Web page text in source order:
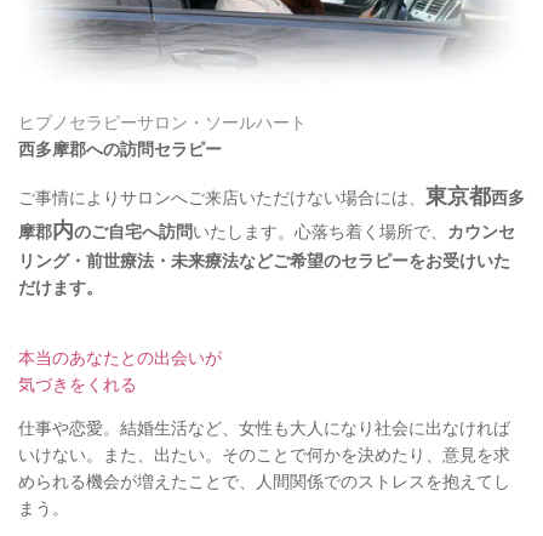
ヒプノセラピーサロン・ソールハート
西多摩郡への訪問セラピー
ご事情によりサロンへご来店いただけない場合には、 東京都西多
摩郡内のご自宅へ訪問いたします。心落ち着く場所で、 カウンセ
リング・前世療法・未来療法などご希望のセラピーをお受けいた
だけます。
本当のあなたとの出会いが
気づきをくれる
仕事や恋愛。結婚生活など、女性も大人になり社会に出なければ
いけない。また、出たい。そのことで何かを決めたり、意見を求
められる機会が増えたことで、人間関係でのストレスを抱えてし
まう。